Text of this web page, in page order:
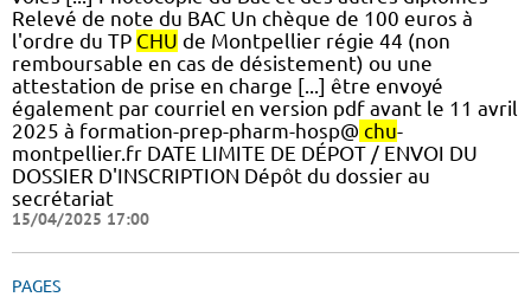
Relevé de note du BAC Un chèque de 100 euros à
l'ordre du TP CHU de Montpellier régie 44 (non
remboursable en cas de désistement) ou une
attestation de prise en charge [...] être envoyé
également par courriel en version pdf avant le 11 avril
2025 à formation-prep-pharm-hosp@ chu-
montpellier.fr DATE LIMITE DE DÉPOT / ENVOI DU
DOSSIER D'INSCRIPTION Dépôt du dossier au
secrétariat
15/04/2025 17:00
PAGES